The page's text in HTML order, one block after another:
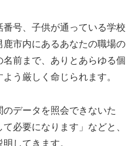
号、子供が通っている学校
市内にあるあなたの職場の
前まで、ありとあらゆる個
う厳しく命じられます。
データを照会できないた
必要になります」などと、
してきます。